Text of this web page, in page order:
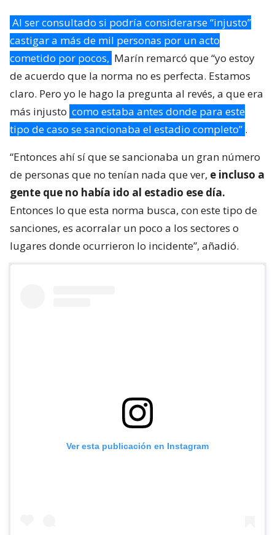
Al ser consultado si podría considerarse “injusto”
castigar a más de mil personas por un acto
cometido por pocos, Marín remarcó que “yo estoy
de acuerdo que la norma no es perfecta. Estamos
claro. Pero yo le hago la pregunta al revés, a que era
más injusto como estaba antes donde para este
tipo de caso se sancionaba el estadio completo” .
“Entonces ahí sí que se sancionaba un gran número
de personas que no tenían nada que ver, e incluso a
gente que no había ido al estadio ese día.
Entonces lo que esta norma busca, con este tipo de
sanciones, es acorralar un poco a los sectores o
lugares donde ocurrieron lo incidente”, añadió.
Ver esta publicación en Instagram